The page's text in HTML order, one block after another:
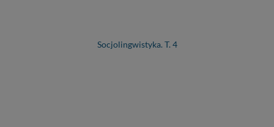
Socjolingwistyka. T. 4